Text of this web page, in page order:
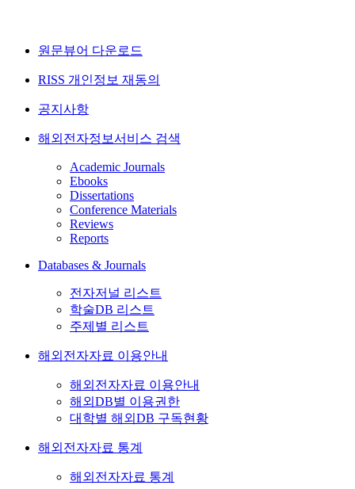
원문뷰어 다운로드
RISS 개인정보 재동의
공지사항
해외전자정보서비스 검색
Academic Journals
Ebooks
Dissertations
Conference Materials
Reviews
Reports
Databases & Journals
전자저널 리스트
학술DB 리스트
주제별 리스트
해외전자자료 이용안내
해외전자자료 이용안내
해외DB별 이용권한
대학별 해외DB 구독현황
해외전자자료 통계
해외전자자료 통계